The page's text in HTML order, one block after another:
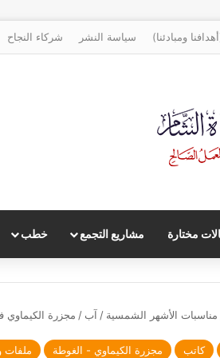
ومبادئنا) سياسة النشر شركاء النجاح
مختارة مشاريع التجمع خطب
مناسبات الأشهر الشمسية / آب / مجزرة الكيماوي في
كاتب مجزرة الكيماوي - الغوطة
ملفات